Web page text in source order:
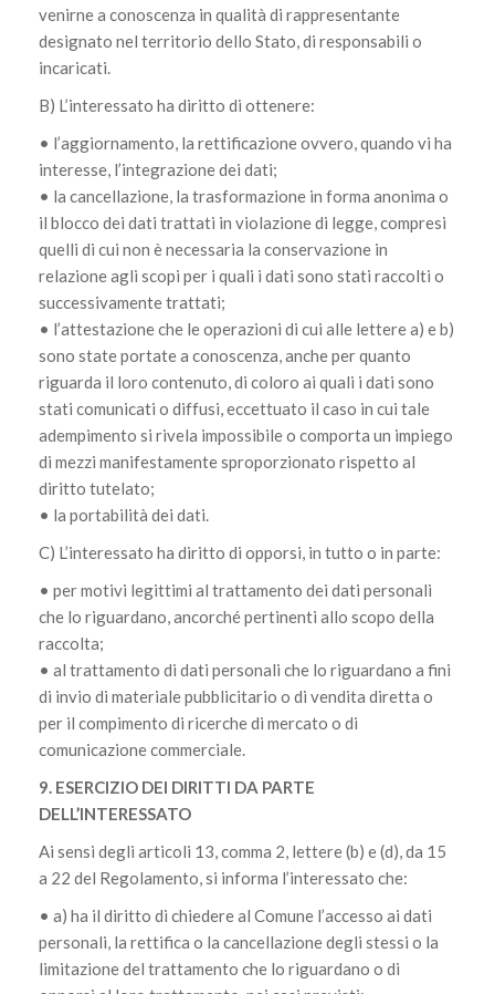
venirne a conoscenza in qualità di rappresentante
designato nel territorio dello Stato, di responsabili o
incaricati.
B) L’interessato ha diritto di ottenere:
• l’aggiornamento, la rettificazione ovvero, quando vi ha
interesse, l’integrazione dei dati;
• la cancellazione, la trasformazione in forma anonima o
il blocco dei dati trattati in violazione di legge, compresi
quelli di cui non è necessaria la conservazione in
relazione agli scopi per i quali i dati sono stati raccolti o
successivamente trattati;
• l’attestazione che le operazioni di cui alle lettere a) e b)
sono state portate a conoscenza, anche per quanto
riguarda il loro contenuto, di coloro ai quali i dati sono
stati comunicati o diffusi, eccettuato il caso in cui tale
adempimento si rivela impossibile o comporta un impiego
di mezzi manifestamente sproporzionato rispetto al
diritto tutelato;
• la portabilità dei dati.
C) L’interessato ha diritto di opporsi, in tutto o in parte:
• per motivi legittimi al trattamento dei dati personali
che lo riguardano, ancorché pertinenti allo scopo della
raccolta;
• al trattamento di dati personali che lo riguardano a fini
di invio di materiale pubblicitario o di vendita diretta o
per il compimento di ricerche di mercato o di
comunicazione commerciale.
9. ESERCIZIO DEI DIRITTI DA PARTE
DELL’INTERESSATO
Ai sensi degli articoli 13, comma 2, lettere (b) e (d), da 15
a 22 del Regolamento, si informa l’interessato che:
• a) ha il diritto di chiedere al Comune l’accesso ai dati
personali, la rettifica o la cancellazione degli stessi o la
limitazione del trattamento che lo riguardano o di